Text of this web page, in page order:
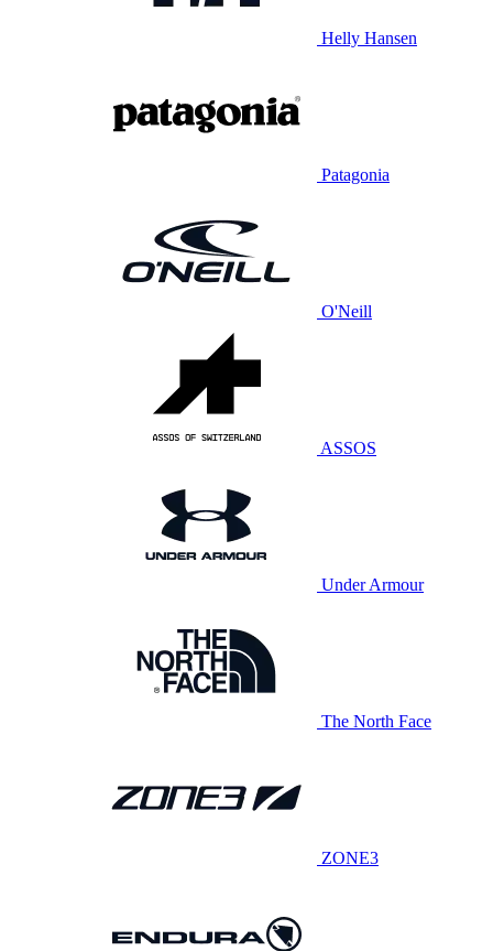
Helly Hansen
Patagonia
O'Neill
ASSOS
Under Armour
The North Face
ZONE3